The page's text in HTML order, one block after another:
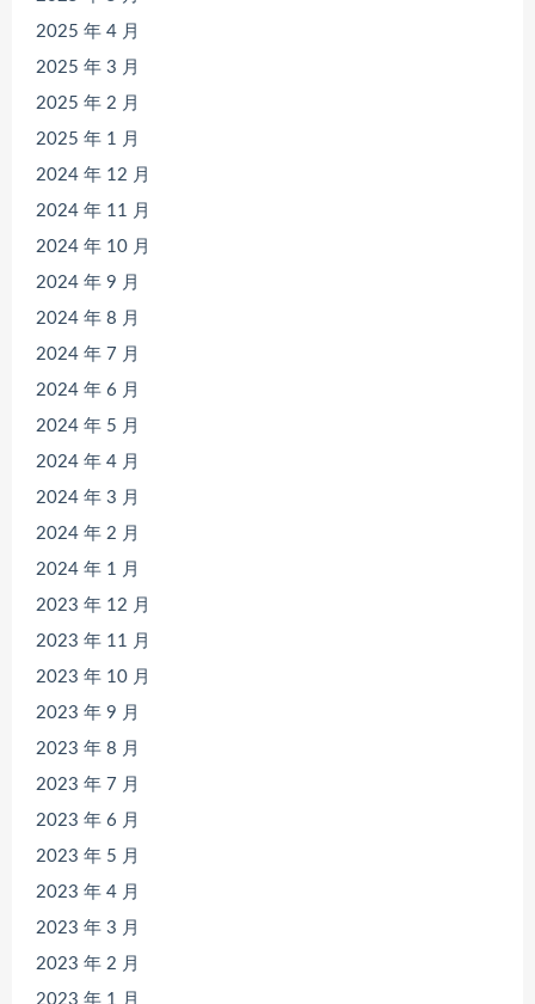
2025 年 4 月
2025 年 3 月
2025 年 2 月
2025 年 1 月
2024 年 12 月
2024 年 11 月
2024 年 10 月
2024 年 9 月
2024 年 8 月
2024 年 7 月
2024 年 6 月
2024 年 5 月
2024 年 4 月
2024 年 3 月
2024 年 2 月
2024 年 1 月
2023 年 12 月
2023 年 11 月
2023 年 10 月
2023 年 9 月
2023 年 8 月
2023 年 7 月
2023 年 6 月
2023 年 5 月
2023 年 4 月
2023 年 3 月
2023 年 2 月
2023 年 1 月